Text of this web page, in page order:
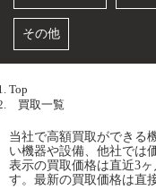
その他
Top
買取一覧
当社で高額買取ができる
い機器や設備、他社では
表示の買取価格は直近3
す。最新の買取価格は直